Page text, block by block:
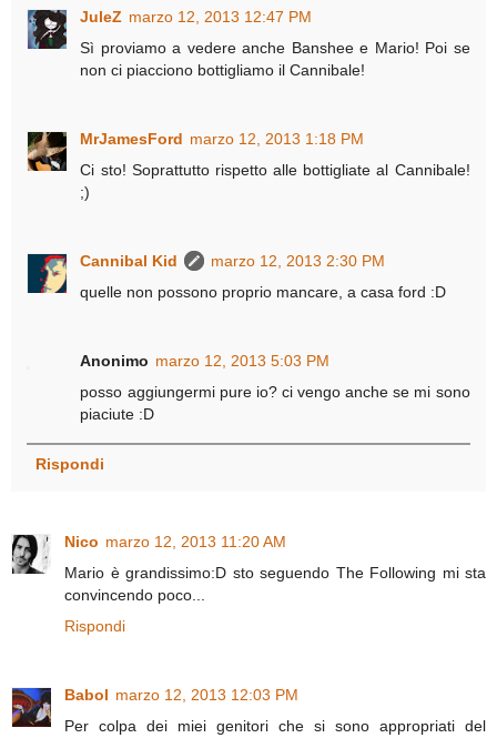
JuleZ marzo 12, 2013 12:47 PM
Sì proviamo a vedere anche Banshee e Mario! Poi se
non ci piacciono bottigliamo il Cannibale!
MrJamesFord marzo 12, 2013 1:18 PM
Ci sto! Soprattutto rispetto alle bottigliate al Cannibale!
;)
Cannibal Kid
marzo 12, 2013 2:30 PM
quelle non possono proprio mancare, a casa ford :D
Anonimo marzo 12, 2013 5:03 PM
posso aggiungermi pure io? ci vengo anche se mi sono
piaciute :D
Rispondi
Nico marzo 12, 2013 11:20 AM
Mario è grandissimo:D sto seguendo The Following mi sta
convincendo poco...
Rispondi
Babol marzo 12, 2013 12:03 PM
Per colpa dei miei genitori che si sono appropriati del